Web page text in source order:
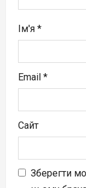
Ім'я *
Email *
Сайт
Зберегти